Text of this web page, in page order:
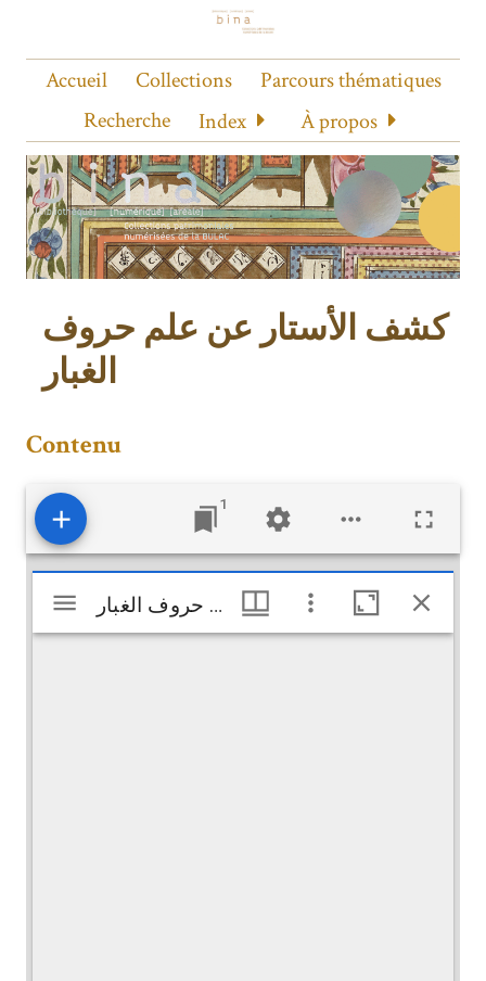
Accueil Collections
Parcours thématiques
Recherche
Index À propos
كشف الأستار عن علم حروف
الغبار
Contenu
1
Visualiseur
Mirador
كشف الأستار عن علم حروف الغبار كشف الأستار عن علم حروف الغبار